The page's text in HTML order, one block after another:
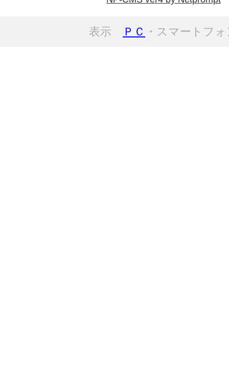
表示 ＰＣ ・スマートフ